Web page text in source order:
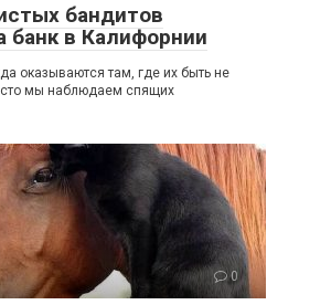
бандитов
банк в Калифорнии
оказываются там, где их быть не
мы наблюдаем спящих
0